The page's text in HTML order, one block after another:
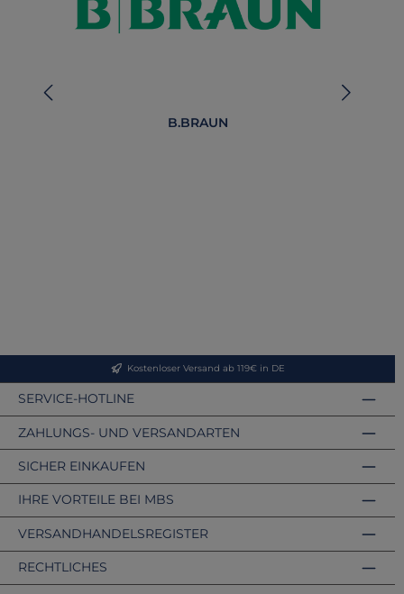
B.BRAUN
Kostenloser Versand ab 119€ in DE
SERVICE-HOTLINE
ZAHLUNGS- UND VERSANDARTEN
VERSANDHANDELSREGISTER
SICHER EINKAUFEN
IHRE VORTEILE BEI MBS
RECHTLICHES